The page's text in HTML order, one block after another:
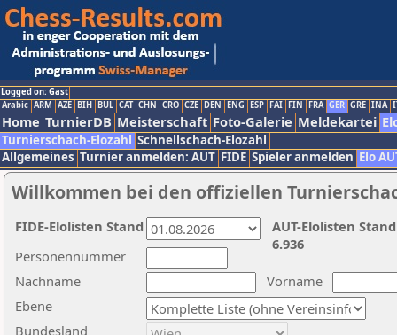
Logged on: Gast
Arabic ARM AZE BIH BUL CAT CHN CRO CZE DEN ENG ESP FAI FIN FRA GER GRE INA
Home TurnierDB Meisterschaft Foto-Galerie Meldekartei
Turnierschach-Elozahl Schnellschach-Elozahl
Allgemeines Turnier anmelden: AUT FIDE Spieler anmelden Elo
Willkommen bei den offiziellen
Nachname
Vorname
Ebene
Personennummer
Bundesland
AUT-Elolisten
6.936
FIDE-Elolisten Stand